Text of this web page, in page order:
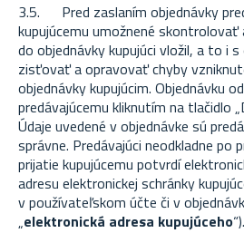
3.5. Pred zaslaním objednávky
kupujúcemu umožnené
do objednávky kupujúci vložil, a to i
zisťovať a opravovať chyby
objednávky kupujúcim. Objednávku
predávajúcemu kliknutím na tlačidlo
Údaje uvedené v objednávke sú
správne. Predávajúci neodkladne
prijatie kupujúcemu potvrdí
adresu elektronickej schránky
v používateľskom účte či v
„elektronická adresa kupujúceho“).